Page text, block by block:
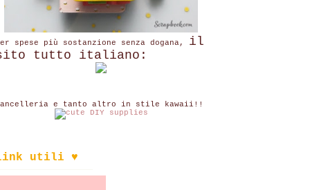
spese più sostanzione senza dogana, il
tutto italiano:
e tanto altro in stile kawaii!!
utili ♥